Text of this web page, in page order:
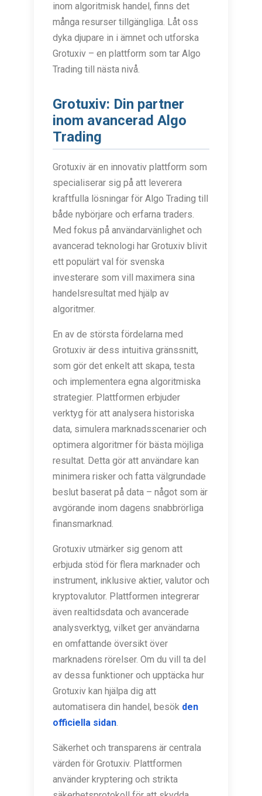
inom algoritmisk handel, finns det
många resurser tillgängliga. Låt oss
dyka djupare in i ämnet och utforska
Grotuxiv – en plattform som tar Algo
Trading till nästa nivå.
Grotuxiv: Din partner
inom avancerad Algo
Trading
Grotuxiv är en innovativ plattform som
specialiserar sig på att leverera
kraftfulla lösningar för Algo Trading till
både nybörjare och erfarna traders.
Med fokus på användarvänlighet och
avancerad teknologi har Grotuxiv blivit
ett populärt val för svenska
investerare som vill maximera sina
handelsresultat med hjälp av
algoritmer.
En av de största fördelarna med
Grotuxiv är dess intuitiva gränssnitt,
som gör det enkelt att skapa, testa
och implementera egna algoritmiska
strategier. Plattformen erbjuder
verktyg för att analysera historiska
data, simulera marknadsscenarier och
optimera algoritmer för bästa möjliga
resultat. Detta gör att användare kan
minimera risker och fatta välgrundade
beslut baserat på data – något som är
avgörande inom dagens snabbrörliga
finansmarknad.
Grotuxiv utmärker sig genom att
erbjuda stöd för flera marknader och
instrument, inklusive aktier, valutor och
kryptovalutor. Plattformen integrerar
även realtidsdata och avancerade
analysverktyg, vilket ger användarna
en omfattande översikt över
marknadens rörelser. Om du vill ta del
av dessa funktioner och upptäcka hur
Grotuxiv kan hjälpa dig att
automatisera din handel, besök den
officiella sidan.
Säkerhet och transparens är centrala
värden för Grotuxiv. Plattformen
använder kryptering och strikta